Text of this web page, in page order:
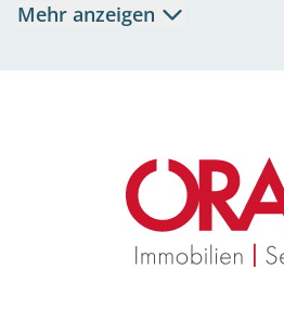
Immobilien in Graz
Mietwohnungen Graz
Eigentumswohnungen Graz
Mehr anzeigen